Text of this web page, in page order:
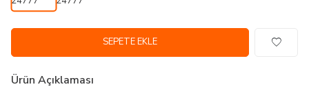
SEPETE EKLE
Ürün Açıklaması